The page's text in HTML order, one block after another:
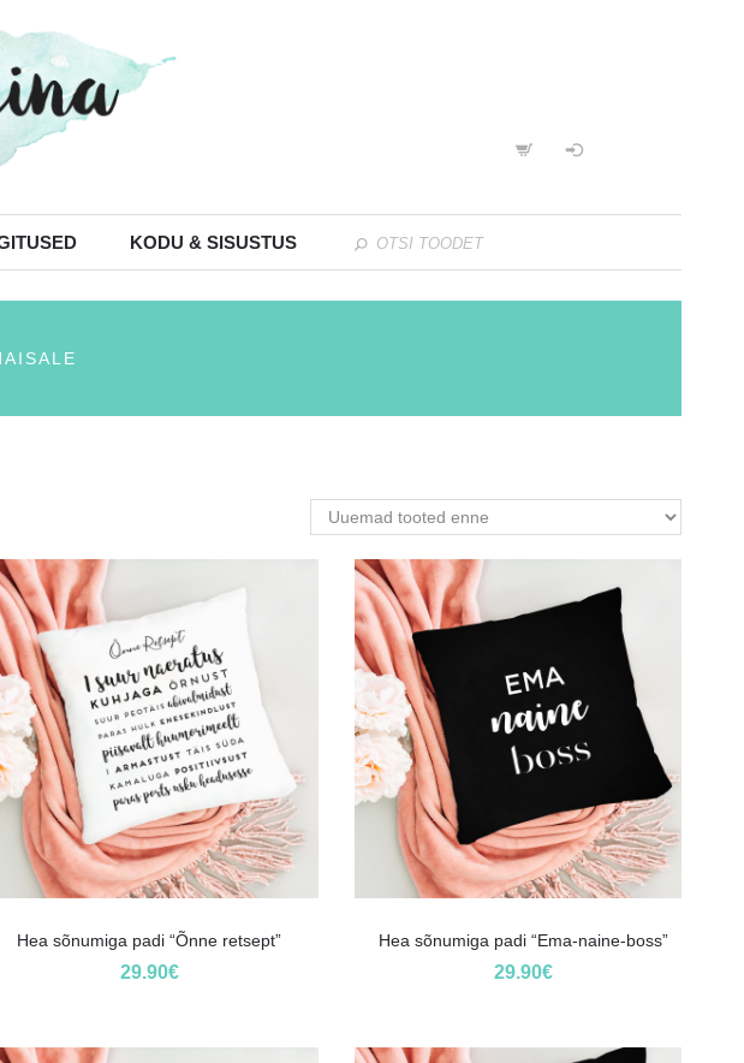
KODU & SISUSTUS
Hea sõnumiga padi “Õnne retsept”
29.90€
Hea sõnumiga padi “Ema-naine-boss”
29.90€